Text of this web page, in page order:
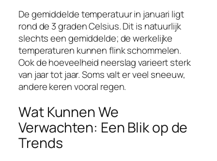
De gemiddelde temperatuur in januari ligt
rond de 3 graden Celsius. Dit is natuurlijk
slechts een gemiddelde; de werkelijke
temperaturen kunnen flink schommelen.
Ook de hoeveelheid neerslag varieert sterk
van jaar tot jaar. Soms valt er veel sneeuw,
andere keren vooral regen.
Wat Kunnen We
Verwachten: Een Blik op de
Trends